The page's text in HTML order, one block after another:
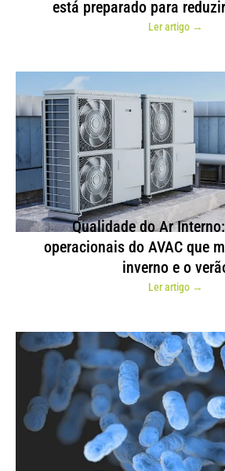
está preparado para
Ler artigo →
Qualidade do Ar
operacionais do AVAC que
inverno e o
Ler artigo →